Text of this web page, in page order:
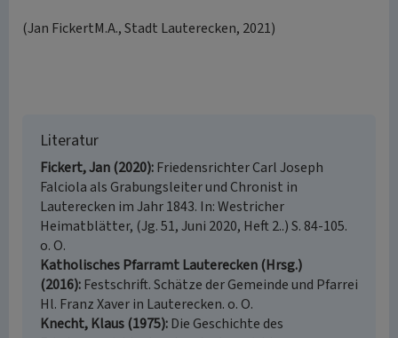
(Jan FickertM.A., Stadt Lauterecken, 2021)
Literatur
Fickert, Jan (2020) Friedensrichter Carl Joseph
Falciola als Grabungsleiter und Chronist in
Lauterecken im Jahr 1843. In: Westricher
Heimatblätter, (Jg. 51, Juni 2020, Heft 2..) S. 84-105.
o. O.
Katholisches Pfarramt Lauterecken (Hrsg.)
(2016) Festschrift. Schätze der Gemeinde und Pfarrei
Hl. Franz Xaver in Lauterecken. o. O.
Knecht, Klaus (1975) Die Geschichte des